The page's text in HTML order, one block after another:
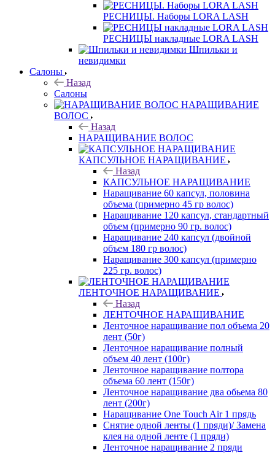
РЕСНИЦЫ. Наборы LORA LASH
РЕСНИЦЫ накладные LORA LASH
Шпильки и
невидимки
Салоны
Назад
Салоны
НАРАЩИВАНИЕ
ВОЛОС
Назад
НАРАЩИВАНИЕ ВОЛОС
КАПСУЛЬНОЕ НАРАЩИВАНИЕ
Назад
КАПСУЛЬНОЕ НАРАЩИВАНИЕ
Наращивание 60 капсул, половина
объема (примерно 45 гр волос)
Наращивание 120 капсул, стандартный
объем (примерно 90 гр. волос)
Наращивание 240 капсул (двойной
объем 180 гр волос)
Наращивание 300 капсул (примерно
225 гр. волос)
ЛЕНТОЧНОЕ НАРАЩИВАНИЕ
Назад
ЛЕНТОЧНОЕ НАРАЩИВАНИЕ
Ленточное наращивание пол объема 20
лент (50г)
Ленточное наращивание полный
объем 40 лент (100г)
Ленточное наращивание полтора
объема 60 лент (150г)
Ленточное наращивание два обьема 80
лент (200г)
Наращивание One Touch Air 1 прядь
Снятие одной ленты (1 пряди)/ Замена
клея на одной ленте (1 пряди)
Ленточное наращивание 2 пряди